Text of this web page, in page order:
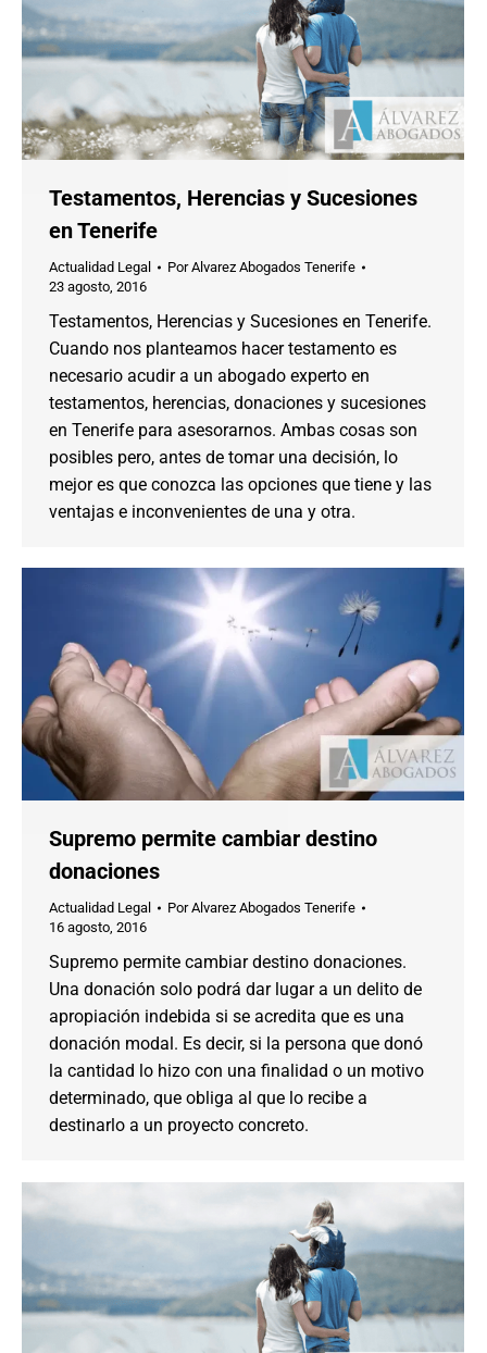
Testamentos, Herencias y Sucesiones
en Tenerife
Actualidad Legal PorAlvarez Abogados Tenerife
23 agosto, 2016
Testamentos, Herencias y Sucesiones en Tenerife.
Cuando nos planteamos hacer testamento es
necesario acudir a un abogado experto en
testamentos, herencias, donaciones y sucesiones
en Tenerife para asesorarnos. Ambas cosas son
posibles pero, antes de tomar una decisión, lo
mejor es que conozca las opciones que tiene y las
ventajas e inconvenientes de una y otra.
Supremo permite cambiar destino
donaciones
Actualidad Legal PorAlvarez Abogados Tenerife
16 agosto, 2016
Supremo permite cambiar destino donaciones.
Una donación solo podrá dar lugar a un delito de
apropiación indebida si se acredita que es una
donación modal. Es decir, si la persona que donó
la cantidad lo hizo con una finalidad o un motivo
determinado, que obliga al que lo recibe a
destinarlo a un proyecto concreto.